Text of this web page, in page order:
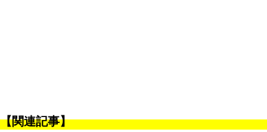
【関連記事】